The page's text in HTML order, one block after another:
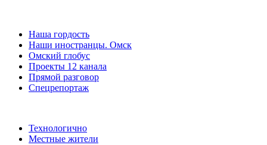
Наша гордость
Наши иностранцы. Омск
Омский глобус
Проекты 12 канала
Прямой разговор
Спецрепортаж
Технологично
Местные жители